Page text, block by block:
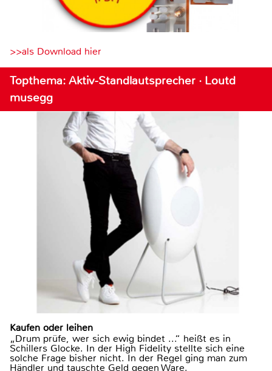
>>als Download hier
Topthema: Aktiv-Standlautsprecher · Loutd
musegg
Kaufen oder leihen
„Drum prüfe, wer sich ewig bindet ...“ heißt es in
Schillers Glocke. In der High Fidelity stellte sich eine
solche Frage bisher nicht. In der Regel ging man zum
Händler und tauschte Geld gegen Ware.